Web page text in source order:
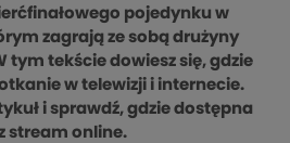
pojedynku w
zagrają ze sobą drużyny
tym tekście dowiesz się, gdzie
w telewizji i internecie.
i sprawdź, gdzie dostępna
stream online.